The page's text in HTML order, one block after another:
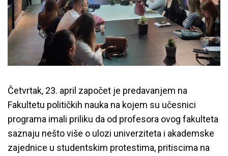
Četvrtak, 23. april započet je predavanjem na
Fakultetu političkih nauka na kojem su učesnici
programa imali priliku da od profesora ovog fakulteta
saznaju nešto više o ulozi univerziteta i akademske
zajednice u studentskim protestima, pritiscima na